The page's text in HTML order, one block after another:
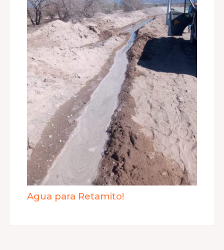
Agua para Retamito!